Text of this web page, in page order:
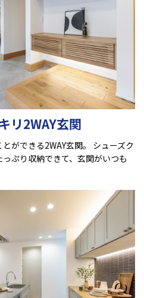
リ2WAY玄関
ができる2WAY玄関。 シューズク
ぷり収納できて、玄関がいつも